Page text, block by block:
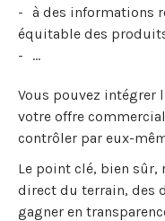
à des informations
équitable des
…
Vous pouvez intégrer
votre offre
contrôler par eux-
Le point clé, bien sûr,
direct du terrain, des
gagner en